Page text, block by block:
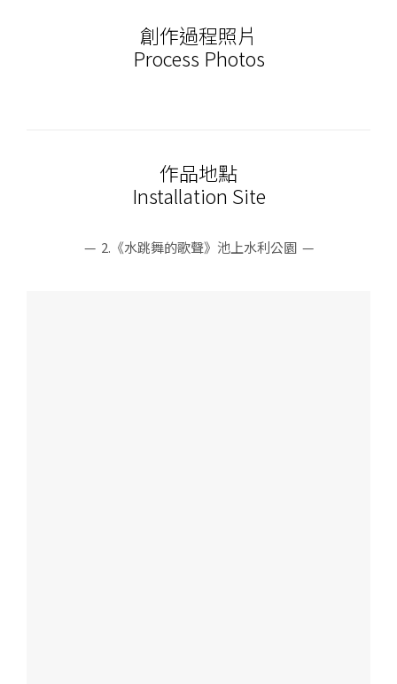
創作過程照片
Process Photos
作品地點
Installation Site
— 2.《水跳舞的歌聲》池上水利公園 —